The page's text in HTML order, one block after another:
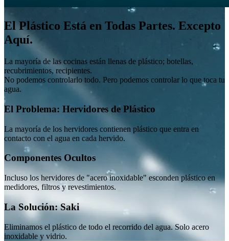
El Plástico Está en Todas Partes. Excepto
Aquí.
La mayoría de las cocinas están llenas de plástico; botellas,
recubrimientos, recipientes.
No podemos controlarlo todo. Pero podemos controlar lo que toca tu
agua.
El Problema: Hervidores de Plástico
La mayoría de los hervidores contienen plástico que entra en
contacto con el agua en cada hervido.
Componentes Ocultos
Incluso los hervidores de "acero inoxidable" esconden plástico en
medidores, filtros y revestimientos.
La Solución: Saki
Eliminamos el plástico de todo el recorrido del agua. Solo acero
inoxidable y vidrio.